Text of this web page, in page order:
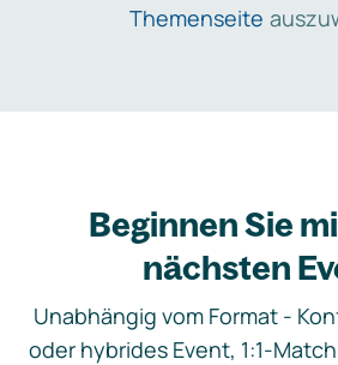
Themenseite
Beginnen Sie
nächsten
Unabhängig vom Format -
oder hybrides Event, 1:1-